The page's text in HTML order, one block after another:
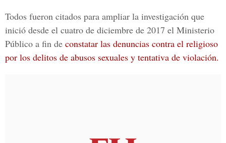
Todos fueron citados para ampliar la investigación que
inició desde el cuatro de diciembre de 2017 el Ministerio
Público a fin de constatar las denuncias contra el religioso
por los delitos de abusos sexuales y tentativa de violación.